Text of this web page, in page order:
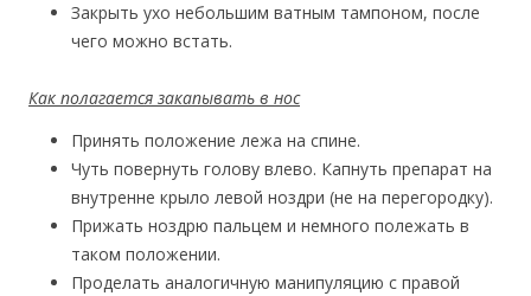
Закрыть ухо небольшим ватным тампоном, после
чего можно встать.
Как полагается закапывать в нос
Принять положение лежа на спине.
Чуть повернуть голову влево. Капнуть препарат на
внутренне крыло левой ноздри (не на перегородку).
Прижать ноздрю пальцем и немного полежать в
таком положении.
Проделать аналогичную манипуляцию с правой